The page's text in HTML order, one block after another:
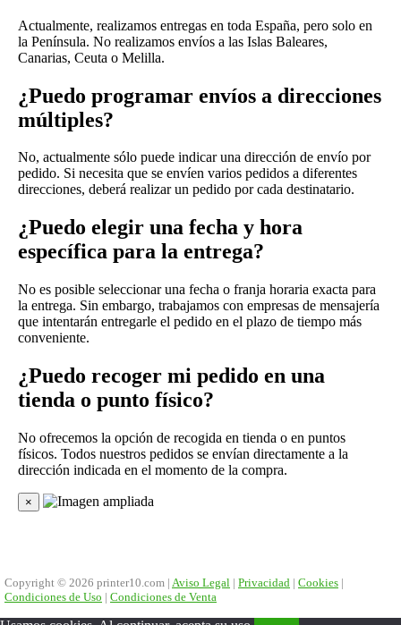
Actualmente, realizamos entregas en toda España, pero solo en
la Península. No realizamos envíos a las Islas Baleares,
Canarias, Ceuta o Melilla.
¿Puedo programar envíos a direcciones
múltiples?
No, actualmente sólo puede indicar una dirección de envío por
pedido. Si necesita que se envíen varios pedidos a diferentes
direcciones, deberá realizar un pedido por cada destinatario.
¿Puedo elegir una fecha y hora
específica para la entrega?
No es posible seleccionar una fecha o franja horaria exacta para
la entrega. Sin embargo, trabajamos con empresas de mensajería
que intentarán entregarle el pedido en el plazo de tiempo más
conveniente.
¿Puedo recoger mi pedido en una
tienda o punto físico?
No ofrecemos la opción de recogida en tienda o en puntos
físicos. Todos nuestros pedidos se envían directamente a la
dirección indicada en el momento de la compra.
×
Copyright © 2026 printer10.com | Aviso Legal | Privacidad | Cookies |
Condiciones de Uso | Condiciones de Venta